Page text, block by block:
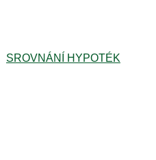
SROVNÁNÍ HYPOTÉK